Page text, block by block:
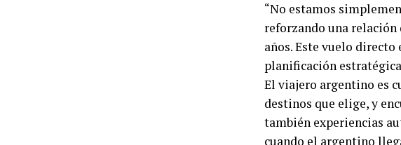
“No estamos
reforzando una relación
años. Este vuelo
planificación
El viajero argentino es
destinos que elige, y
también experiencias
cuando el argentino